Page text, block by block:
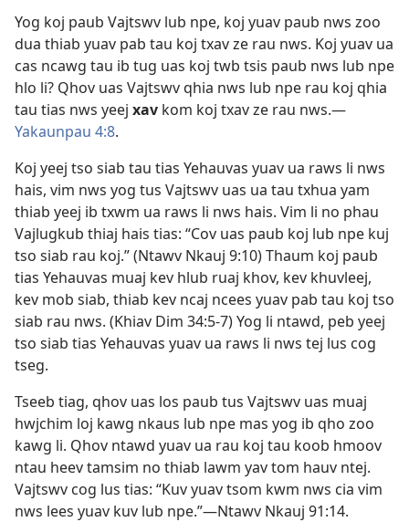
Yog koj paub Vajtswv lub npe, koj yuav paub nws zoo
dua thiab yuav pab tau koj txav ze rau nws. Koj yuav ua
cas ncawg tau ib tug uas koj twb tsis paub nws lub npe
hlo li? Qhov uas Vajtswv qhia nws lub npe rau koj qhia
tau tias nws yeej xav kom koj txav ze rau nws.​—
Yakaunpau 4:8.
Koj yeej tso siab tau tias Yehauvas yuav ua raws li nws
hais, vim nws yog tus Vajtswv uas ua tau txhua yam
thiab yeej ib txwm ua raws li nws hais. Vim li no phau
Vajlugkub thiaj hais tias: “Cov uas paub koj lub npe kuj
tso siab rau koj.” (Ntawv Nkauj 9:10) Thaum koj paub
tias Yehauvas muaj kev hlub ruaj khov, kev khuvleej,
kev mob siab, thiab kev ncaj ncees yuav pab tau koj tso
siab rau nws. (Khiav Dim 34:5-7) Yog li ntawd, peb yeej
tso siab tias Yehauvas yuav ua raws li nws tej lus cog
tseg.
Tseeb tiag, qhov uas los paub tus Vajtswv uas muaj
hwjchim loj kawg nkaus lub npe mas yog ib qho zoo
kawg li. Qhov ntawd yuav ua rau koj tau koob hmoov
ntau heev tamsim no thiab lawm yav tom hauv ntej.
Vajtswv cog lus tias: “Kuv yuav tsom kwm nws cia vim
nws lees yuav kuv lub npe.”​—Ntawv Nkauj 91:14.